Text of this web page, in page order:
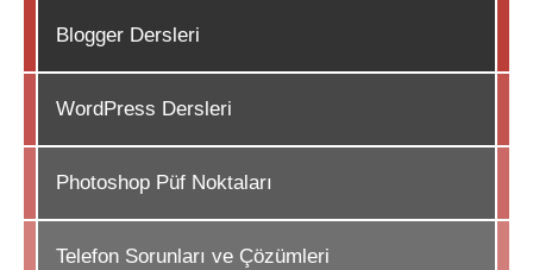
Blogger Dersleri
WordPress Dersleri
Photoshop Püf Noktaları
Telefon Sorunları ve Çözümleri